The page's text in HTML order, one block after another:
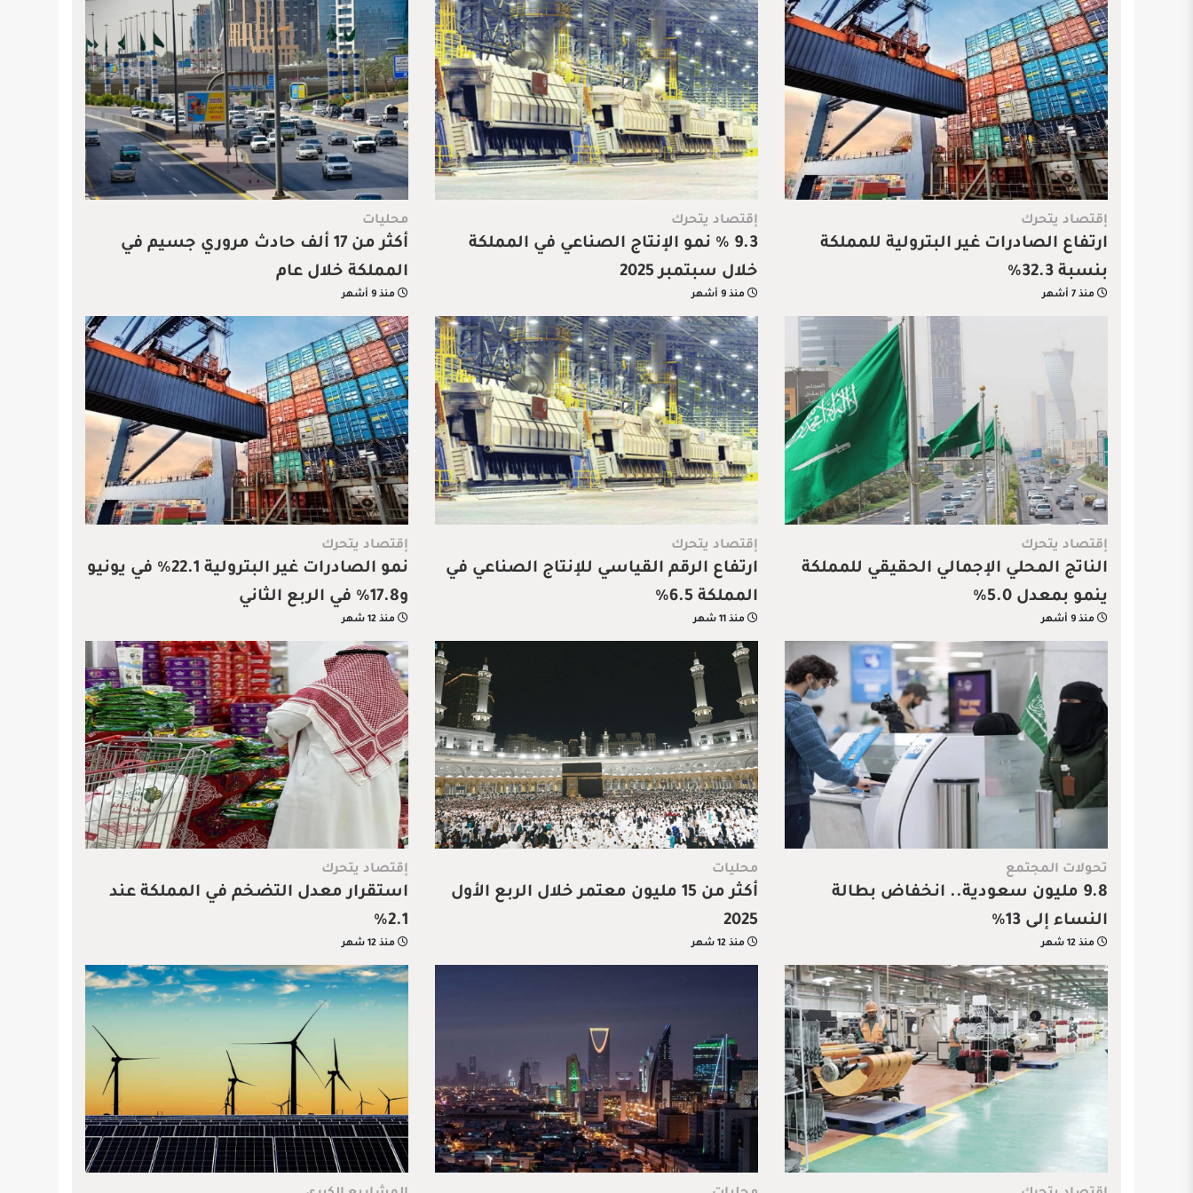
إقتصاد يتحرك
ارتفاع الصادرات غير البترولية للمملكة
بنسبة 32.3%
منذ 7 أشهر
إقتصاد يتحرك
9.3 % نمو الإنتاج الصناعي في المملكة
خلال سبتمبر 2025
منذ 9 أشهر
محليات
أكثر من 17 ألف حادث مروري جسيم في
المملكة خلال عام
منذ 9 أشهر
إقتصاد يتحرك
الناتج المحلي الإجمالي الحقيقي للمملكة
ينمو بمعدل 5.0%
منذ 9 أشهر
إقتصاد يتحرك
ارتفاع الرقم القياسي للإنتاج الصناعي في
المملكة 6.5%
منذ 11 شهر
إقتصاد يتحرك
نمو الصادرات غير البترولية 22.1% في يونيو
و17.8% في الربع الثاني
منذ 12 شهر
تحولات المجتمع
9.8 مليون سعودية.. انخفاض بطالة
النساء إلى 13%
منذ 12 شهر
محليات
أكثر من 15 مليون معتمر خلال الربع الأول
2025
منذ 12 شهر
إقتصاد يتحرك
استقرار معدل التضخم في المملكة عند
2.1%
منذ 12 شهر